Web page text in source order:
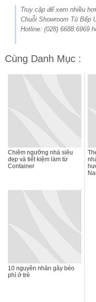
Truy cập để xem nhiều
Chuỗi Showroom Tủ Bếp
Hotline: (028) 6688.6969
Cùng Danh Mục :
Chiêm ngưỡng nhà siêu
đẹp và tiết kiệm làm từ
Container
10 nguyên nhân gây béo
phì ở trẻ